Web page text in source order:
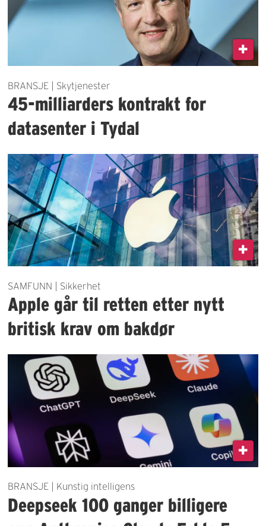
BRANSJE | Skytjenester
45-milliarders kontrakt for
datasenter i Tydal
SAMFUNN | Sikkerhet
Apple går til retten etter nytt
britisk krav om bakdør
BRANSJE | Kunstig intelligens
Deepseek 100 ganger billigere